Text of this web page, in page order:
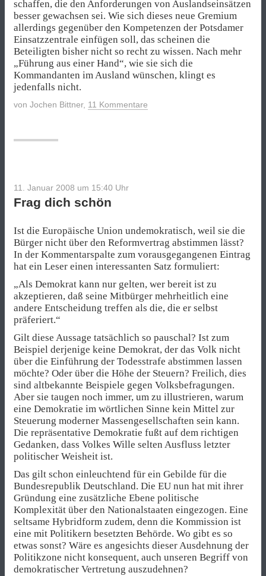
schaffen, die den Anforderungen von Auslandseinsätzen
besser gewachsen sei. Wie sich dieses neue Gremium
allerdings gegenüber den Kompetenzen der Potsdamer
Einsatzzentrale einfügen soll, das scheinen die
Beteiligten bisher nicht so recht zu wissen. Nach mehr
„Führung aus einer Hand“, wie sie sich die
Kommandanten im Ausland wünschen, klingt es
jedenfalls nicht.
von Jochen Bittner, 11 Kommentare
11. Januar 2008 um 15:40 Uhr
Frag dich schön
Ist die Europäische Union undemokratisch, weil sie die
Bürger nicht über den Reformvertrag abstimmen lässt?
In der Kommentarspalte zum vorausgegangenen Eintrag
hat ein Leser einen interessanten Satz formuliert:
„Als Demokrat kann nur gelten, wer bereit ist zu
akzeptieren, daß seine Mitbürger mehrheitlich eine
andere Entscheidung treffen als die, die er selbst
präferiert.“
Gilt diese Aussage tatsächlich so pauschal? Ist zum
Beispiel derjenige keine Demokrat, der das Volk nicht
über die Einführung der Todesstrafe abstimmen lassen
möchte? Oder über die Höhe der Steuern? Freilich, dies
sind altbekannte Beispiele gegen Volksbefragungen.
Aber sie taugen noch immer, um zu illustrieren, warum
eine Demokratie im wörtlichen Sinne kein Mittel zur
Steuerung moderner Massengesellschaften sein kann.
Die repräsentative Demokratie fußt auf dem richtigen
Gedanken, dass Volkes Wille selten Ausfluss letzter
politischer Weisheit ist.
Das gilt schon einleuchtend für ein Gebilde für die
Bundesrepublik Deutschland. Die EU nun hat mit ihrer
Gründung eine zusätzliche Ebene politische
Komplexität über den Nationalstaaten eingezogen. Eine
seltsame Hybridform zudem, denn die Kommission ist
eine mit Politikern besetzten Behörde. Wo gibt es so
etwas sonst? Wäre es angesichts dieser Ausdehnung der
Politikzone nicht konsequent, auch unseren Begriff von
demokratischer Vertretung auszudehnen?